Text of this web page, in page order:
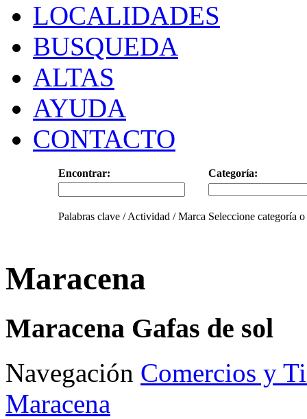
LOCALIDADES
BUSQUEDA
ALTAS
AYUDA
CONTACTO
Encontrar: Categoría:
Palabras clave / Actividad / Marca Seleccione categoría
Maracena
Maracena Gafas de sol
Navegación Comercios y
Maracena